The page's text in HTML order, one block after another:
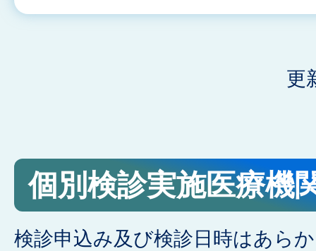
更
個別検診実施医療機
検診申込み及び検診日時はあら